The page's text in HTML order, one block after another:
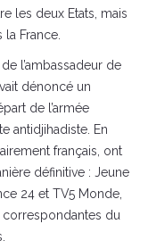
les deux Etats, mais
France.
l’ambassadeur de
dénoncé un
de l’armée
antidjihadiste. En
français, ont
définitive : Jeune
24 et TV5 Monde,
correspondantes du